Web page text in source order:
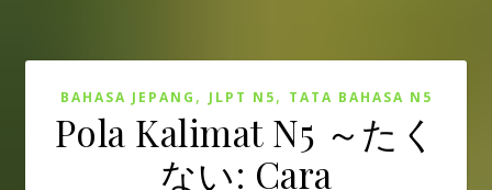
BAHASA JEPANG , JLPT N5, TATA BAHASA N5
Pola Kalimat N5 ～たく
ない: Cara